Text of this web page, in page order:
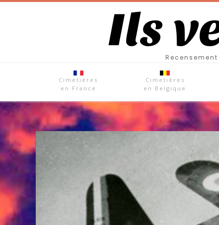
Ils
Cimetières
en France
Cimetières
en Belgique